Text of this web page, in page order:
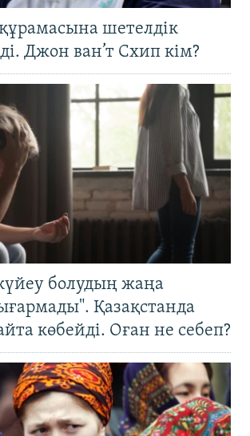
шетелдік
Джон ван’т Схип кім?
болудың жаңа
Қазақстанда
көбейді. Оған не себеп?